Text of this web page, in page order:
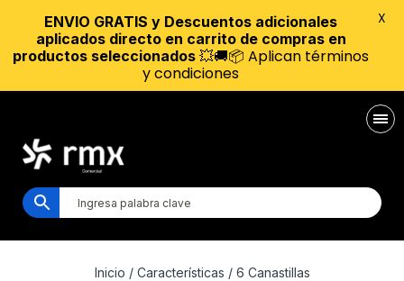
Inicio / Características / 6 Canastillas
ENVIO GRATIS y Descuentos adicionales
aplicados directo en carrito de compras en
productos seleccionados 💥🚚📦 Aplican términos
y condiciones
X